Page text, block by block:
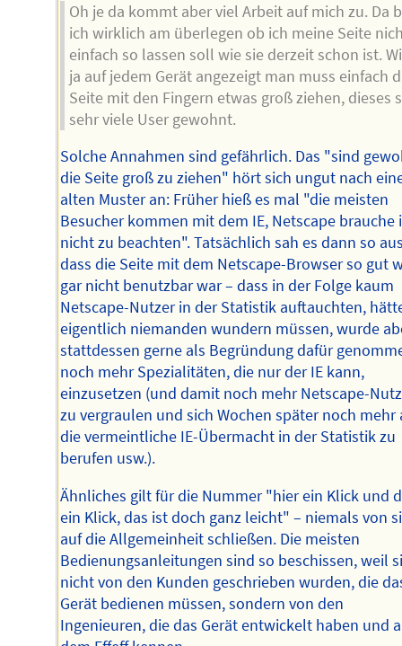
Oh je da kommt aber viel Arbeit auf mich zu. Da
ich wirklich am überlegen ob ich meine Seite
einfach so lassen soll wie sie derzeit schon ist.
ja auf jedem Gerät angezeigt man muss einfach
Seite mit den Fingern etwas groß ziehen, dieses
sehr viele User gewohnt.
Solche Annahmen sind gefährlich. Das "sind
die Seite groß zu ziehen" hört sich ungut nach
alten Muster an: Früher hieß es mal "die meisten
Besucher kommen mit dem IE, Netscape brauche
nicht zu beachten". Tatsächlich sah es dann so
dass die Seite mit dem Netscape-Browser so gut
gar nicht benutzbar war – dass in der Folge kaum
Netscape-Nutzer in der Statistik auftauchten,
eigentlich niemanden wundern müssen, wurde
stattdessen gerne als Begründung dafür
noch mehr Spezialitäten, die nur der IE kann,
einzusetzen (und damit noch mehr Netscape-
zu vergraulen und sich Wochen später noch mehr
die vermeintliche IE-Übermacht in der Statistik zu
berufen usw.).
Ähnliches gilt für die Nummer "hier ein Klick und
ein Klick, das ist doch ganz leicht" – niemals von
auf die Allgemeinheit schließen. Die meisten
Bedienungsanleitungen sind so beschissen, weil
nicht von den Kunden geschrieben wurden, die
Gerät bedienen müssen, sondern von den
Ingenieuren, die das Gerät entwickelt haben und